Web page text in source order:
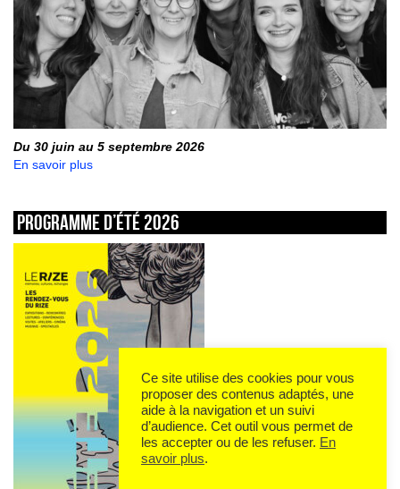
Du 30 juin au 5 septembre 2026
En savoir plus
Programme d’été 2026
Ce site utilise des cookies pour vous
proposer des contenus adaptés, une
aide à la navigation et un suivi
d’audience. Cet outil vous permet de
les accepter ou de les refuser. En
savoir plus.